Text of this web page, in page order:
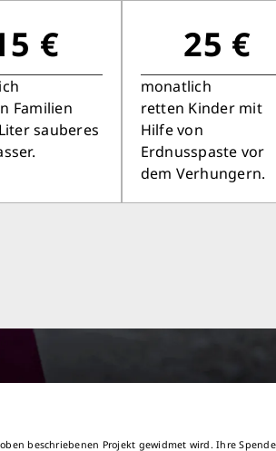
€
Familien
sauberes
25 €
monatlich
retten Kinder mit
Hilfe von
Erdnusspaste vor
dem Verhungern.
beschriebenen Projekt gewidmet wird. Ihre